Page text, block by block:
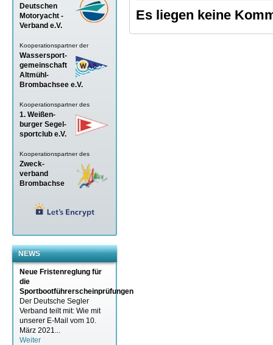
Deutschen
Motoryacht -
Verband e.V.
Kooperationspartner der
Wassersport-
gemeinschaft
Altmühl-
Brombachsee e.V.
Kooperationspartner des
1. Weißen-
burger Segel-
sportclub e.V.
Kooperationspartner des
Zweck-
verband
Brombachse
NEWS
Neue Fristenreglung für
die
Sportbootführerscheinprüfungen
Der Deutsche Segler
Verband teilt mit: Wie mit
unserer E-Mail vom 10.
März 2021...
Weiter
Es liegen keine